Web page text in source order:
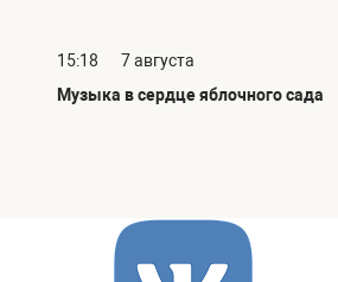
15:18
7 августа
Музыка в сердце яблочного сада